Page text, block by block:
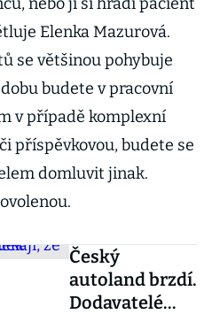
Elenka Mazurová.
se většinou pohybuje
budete v pracovní
v případě komplexní
příspěvkovou, budete se
domluvit jinak.
Český
autoland brzdí.
Dodavatelé